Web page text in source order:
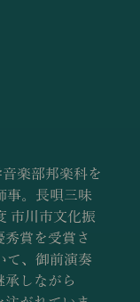
楽部邦楽科を
事。長唄三味
市川市文化振
賞を受賞さ
て、御前演奏
しながら